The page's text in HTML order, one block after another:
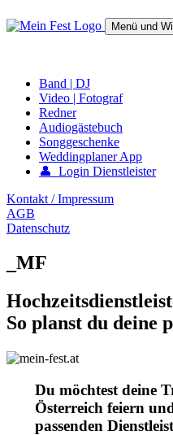
zum
Menü und
Band | DJ
Video | Fotograf
Redner
Audiogästebuch
Songgeschenke
Weddingplaner App
👤 Login Dienstleister
Kontakt / Impressum
AGB
Datenschutz
_MF
So planst du deine
Du möchtest deine
Österreich feiern
passenden